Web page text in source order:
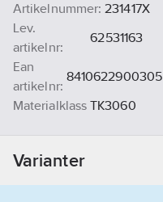
Artikelnummer: 231417X
Lev.
artikelnr:
62531163
Ean
artikelnr:
8410622900305
Materialklass TK3060
Varianter